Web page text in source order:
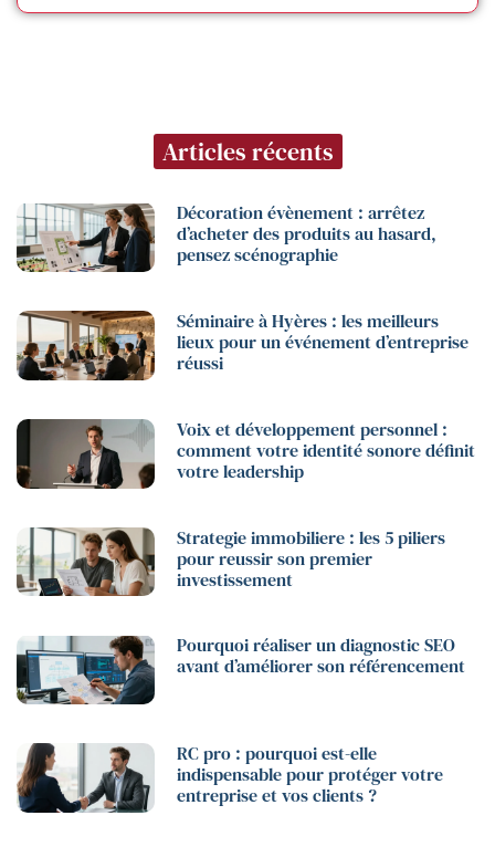
Articles récents
Décoration évènement : arrêtez
d’acheter des produits au hasard,
pensez scénographie
Séminaire à Hyères : les meilleurs
lieux pour un événement d’entreprise
réussi
Voix et développement personnel :
comment votre identité sonore définit
votre leadership
Strategie immobiliere : les 5 piliers
pour reussir son premier
investissement
Pourquoi réaliser un diagnostic SEO
avant d’améliorer son référencement
RC pro : pourquoi est-elle
indispensable pour protéger votre
entreprise et vos clients ?